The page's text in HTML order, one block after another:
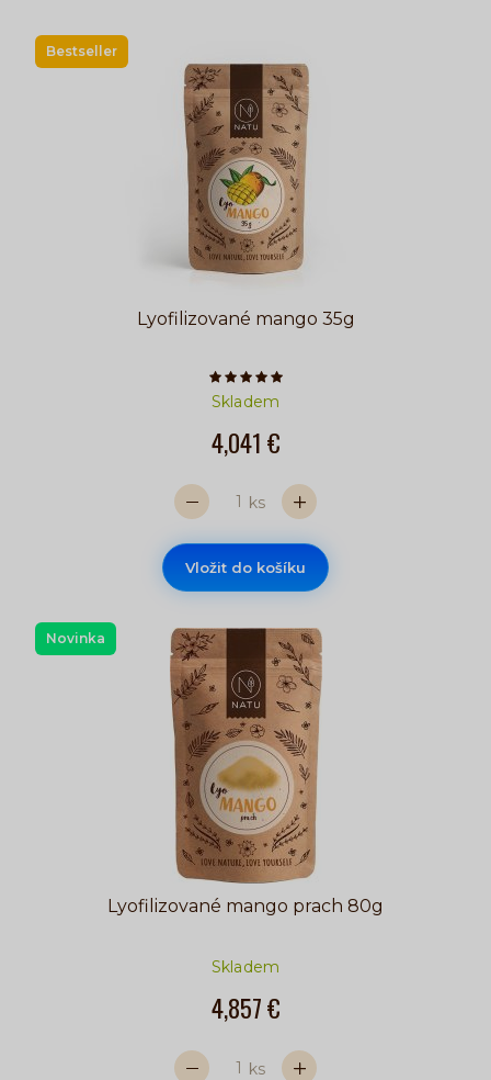
Bestseller
Lyofilizované mango 35g
Počet hvězdiček je 5 z 5
Skladem
4,041 €
ks
Vložit do košíku
Novinka
Lyofilizované mango prach 80g
Skladem
4,857 €
ks